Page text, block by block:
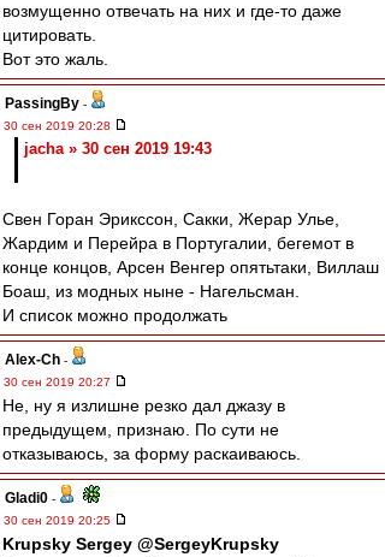
возмущенно отвечать на них и где-то даже
цитировать.
Вот это жаль.
PassingBy -
30 сен 2019 20:28
jacha » 30 сен 2019 19:43
Свен Горан Эрикссон, Сакки, Жерар Улье,
Жардим и Перейра в Португалии, бегемот в
конце концов, Арсен Венгер опятьтаки, Виллаш
Боаш, из модных ныне - Нагельсман.
И список можно продолжать
Alex-Ch -
30 сен 2019 20:27
Не, ну я излишне резко дал джазу в
предыдущем, признаю. По сути не
отказываюсь, за форму раскаиваюсь.
Gladi0 -
30 сен 2019 20:25
Krupsky Sergey @SergeyKrupsky